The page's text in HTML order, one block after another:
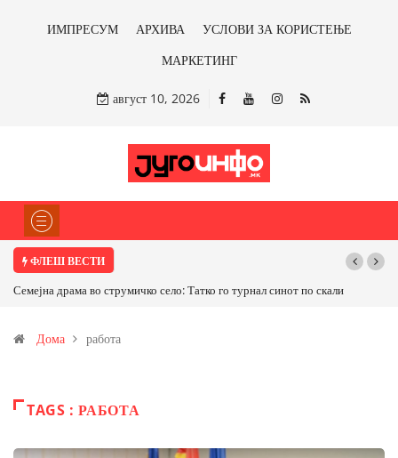
ИМПРЕСУМ АРХИВА
УСЛОВИ ЗА КОРИСТЕЊЕ
МАРКЕТИНГ
август 10, 2026
ФЛЕШ ВЕСТИ
скалиТРАМП НАРЕДИ ВОЈСКАТА ДА КОРИСТИ МЕТАЛИ САМО ОД
бакарот од Иловица и со антимонот?
Дома работа
TAGS : РАБОТА